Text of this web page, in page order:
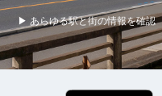
▶ あらゆる駅と街の情報を確認